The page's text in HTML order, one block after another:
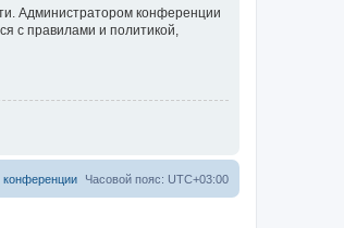
Администратором конференции
с правилами и политикой,
Часовой пояс: UTC+03:00
конференции